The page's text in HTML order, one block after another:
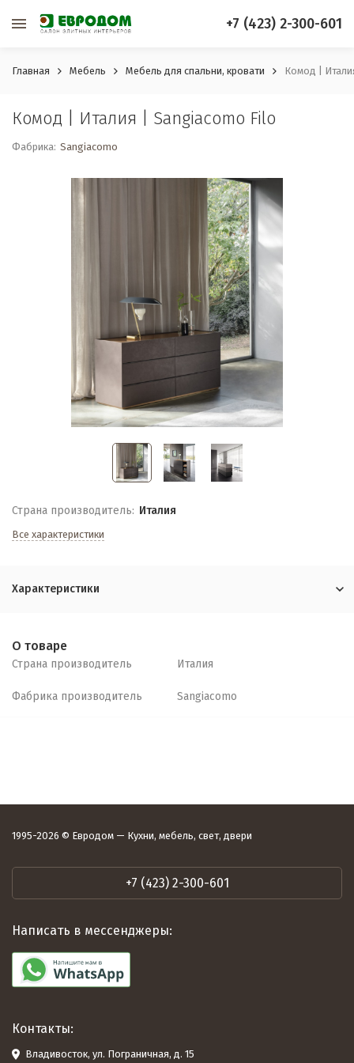
+7 (423) 2-300-601
Главная Мебель Мебель для спальни, кровати Комод |
Комод | Италия | Sangiacomo Filo
Фабрика: Sangiacomo
Страна производитель: Италия
Все характеристики
Характеристики
О товаре
Страна производитель Италия
Фабрика производитель Sangiacomo
1995-2026 © Евродом — Кухни, мебель, свет, двери
+7 (423) 2-300-601
Написать в мессенджеры:
Контакты:
Владивосток, ул. Пограничная, д. 15